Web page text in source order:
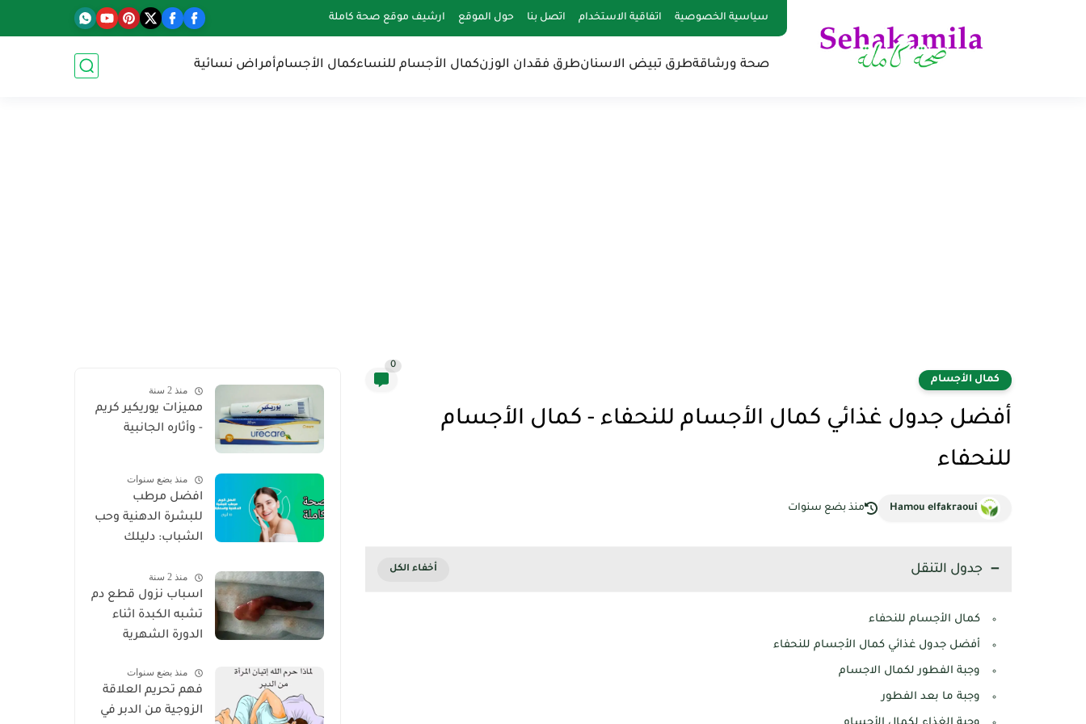
سياسية الخصوصية اتفاقية الاستخدام اتصل بنا حول الموقع ارشيف موقع صحة كاملة
صحة ورشاقةطرق تبيض الاسنانطرق فقدان الوزنكمال الأجسام للنساءكمال الأجسامأمراض نسائية
كمال الأجسام
0
أفضل جدول غذائي كمال الأجسام للنحفاء - كمال الأجسام
للنحفاء
Hamou elfakraoui منذ بضع سنوات
جدول التنقل
كمال الأجسام للنحفاء
أفضل جدول غذائي كمال الأجسام للنحفاء
وجبة الفطور لكمال الاجسام
وجبة ما بعد الفطور
منذ 2 سنة
مميزات يوريكير كريم
- وأثاره الجانبية
منذ بضع سنوات
افضل مرطب
للبشرة الدهنية وحب
الشباب: دليلك
الصحيحة 2025
منذ 2 سنة
اسباب نزول قطع دم
تشبه الكبدة اثناء
الدورة الشهرية
منذ بضع سنوات
فهم تحريم العلاقة
الزوجية من الدبر في